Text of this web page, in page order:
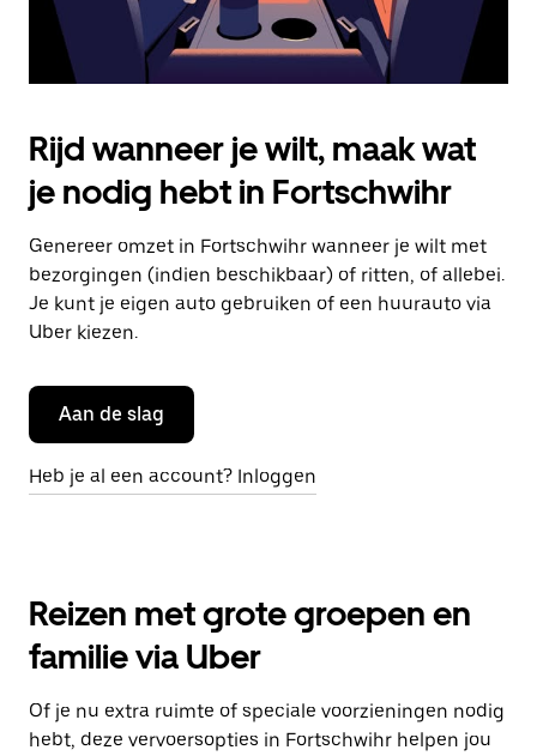
Rijd wanneer je wilt, maak wat
je nodig hebt in Fortschwihr
Genereer omzet in Fortschwihr wanneer je wilt met
bezorgingen (indien beschikbaar) of ritten, of allebei.
Je kunt je eigen auto gebruiken of een huurauto via
Uber kiezen.
Aan de slag
Heb je al een account? Inloggen
Reizen met grote groepen en
familie via Uber
Of je nu extra ruimte of speciale voorzieningen nodig
hebt, deze vervoersopties in Fortschwihr helpen jou